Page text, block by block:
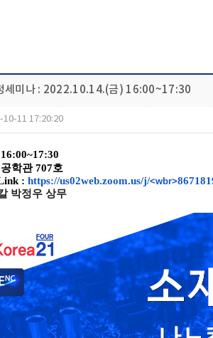
세미나 : 2022.10.14.(금) 16:00~17:30
10-11 17:20:20
학관 707호
: https://us02web.zoom.us/j/<wbr>
박정우 상무